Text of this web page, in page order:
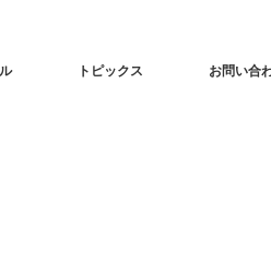
トピックス お問い合